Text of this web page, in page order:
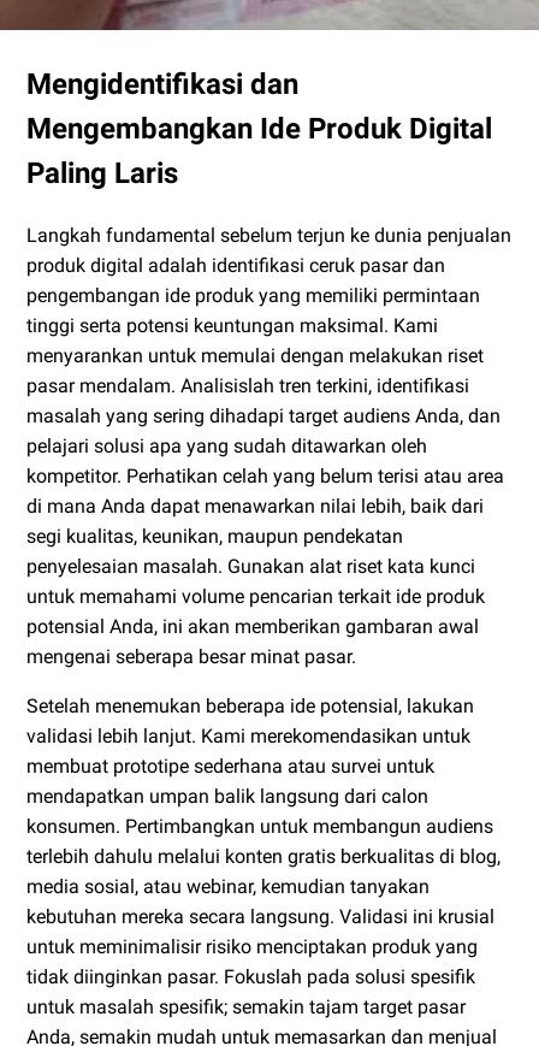
Mengidentifikasi dan
Mengembangkan Ide Produk Digital
Paling Laris
Langkah fundamental sebelum terjun ke dunia penjualan
produk digital adalah identifikasi ceruk pasar dan
pengembangan ide produk yang memiliki permintaan
tinggi serta potensi keuntungan maksimal. Kami
menyarankan untuk memulai dengan melakukan riset
pasar mendalam. Analisislah tren terkini, identifikasi
masalah yang sering dihadapi target audiens Anda, dan
pelajari solusi apa yang sudah ditawarkan oleh
kompetitor. Perhatikan celah yang belum terisi atau area
di mana Anda dapat menawarkan nilai lebih, baik dari
segi kualitas, keunikan, maupun pendekatan
penyelesaian masalah. Gunakan alat riset kata kunci
untuk memahami volume pencarian terkait ide produk
potensial Anda, ini akan memberikan gambaran awal
mengenai seberapa besar minat pasar.
Setelah menemukan beberapa ide potensial, lakukan
validasi lebih lanjut. Kami merekomendasikan untuk
membuat prototipe sederhana atau survei untuk
mendapatkan umpan balik langsung dari calon
konsumen. Pertimbangkan untuk membangun audiens
terlebih dahulu melalui konten gratis berkualitas di blog,
media sosial, atau webinar, kemudian tanyakan
kebutuhan mereka secara langsung. Validasi ini krusial
untuk meminimalisir risiko menciptakan produk yang
tidak diinginkan pasar. Fokuslah pada solusi spesifik
untuk masalah spesifik; semakin tajam target pasar
Anda, semakin mudah untuk memasarkan dan menjual